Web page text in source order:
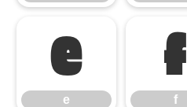
e
e
f
f